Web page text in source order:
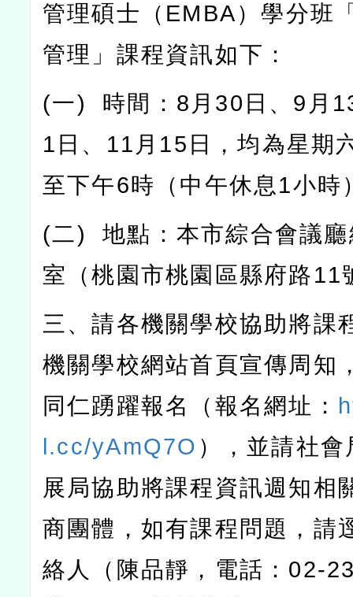
管理碩士（ EMBA）學分班
管理」課程資訊如下：
(一) 時間： 8 月 30 日、 9 月
1 日、 11 月 15 日，均為星期
至下午6時（中午休息 1小時
(二)地點：本市綜合會議
室（桃園市桃園區縣府路11
三、請各機關學校協助將課
機關學校網站首頁宣傳周知
同仁踴躍報名（報名網址：
l.cc/yAmQ7O ），並請社
展局協助將課程資訊週知相
商團體，如有課程問題，請
絡人（陳品靜，電話： 02-